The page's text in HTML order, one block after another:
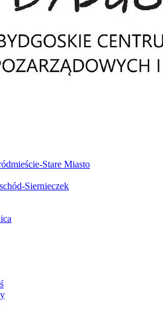
Stare Miasto
Siernieczek